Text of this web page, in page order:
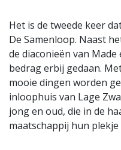
Het is de tweede keer
De Samenloop. Naast
de diaconieën van
bedrag erbij gedaan.
mooie dingen worden
inloophuis van Lage
jong en oud, die in de
maatschappij hun